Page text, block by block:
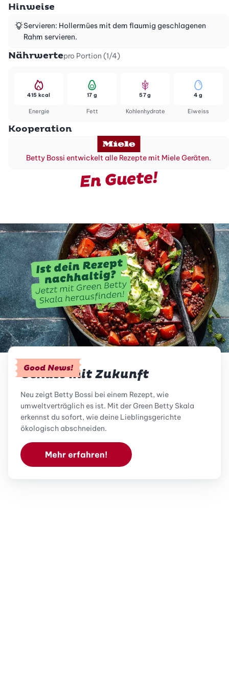
Hinweise
Servieren: Hollermües mit dem flaumig geschlagenen
Rahm servieren.
Nährwertepro Portion (1/4)
Energie
415 kcal
Fett
17 g
Kohlenhydrate
57 g
Eiweiss
4 g
Kooperation
Betty Bossi entwickelt alle Rezepte mit Miele Geräten.
En Guete!
Good News!
Genuss mit Zukunft
Neu zeigt Betty Bossi bei einem Rezept, wie
umweltverträglich es ist. Mit der Green Betty Skala
erkennst du sofort, wie deine Lieblingsgerichte
ökologisch abschneiden.
Mehr erfahren!